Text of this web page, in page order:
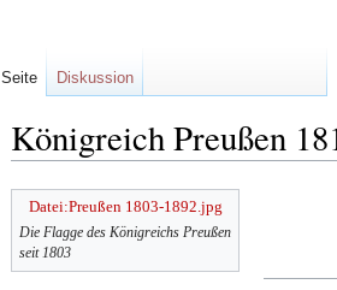
Königreich Preußen
Zur
springen
Zur
springen
Datei:Preußen 1803-1892.jpg
Die Flagge des Königreichs Preußen
seit 1803
Seite Diskussion